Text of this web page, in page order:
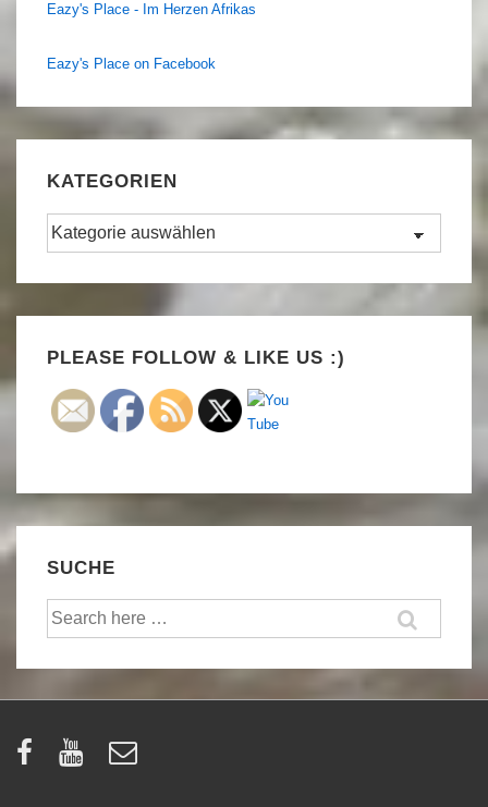
Eazy's Place - Im Herzen Afrikas
Eazy's Place on Facebook
KATEGORIEN
Kategorien
PLEASE FOLLOW & LIKE US :)
SUCHE
Suche
nach: